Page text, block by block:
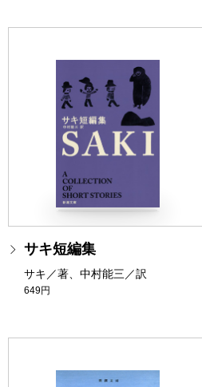
サキ短編集
サキ／著、中村能三／訳
649円